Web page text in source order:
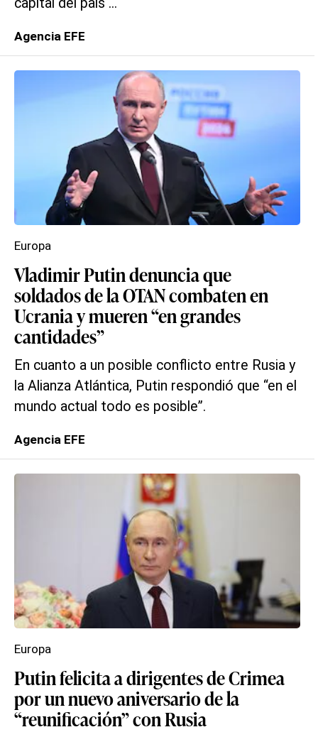
Agencia EFE
Vladimir Putin denuncia que
soldados de la OTAN combaten en
Ucrania y mueren “en grandes
cantidades”
En cuanto a un posible conflicto entre Rusia y
la Alianza Atlántica, Putin respondió que “en el
mundo actual todo es posible”.
Europa
Agencia EFE
Putin felicita a dirigentes de Crimea
por un nuevo aniversario de la
“reunificación” con Rusia
Europa